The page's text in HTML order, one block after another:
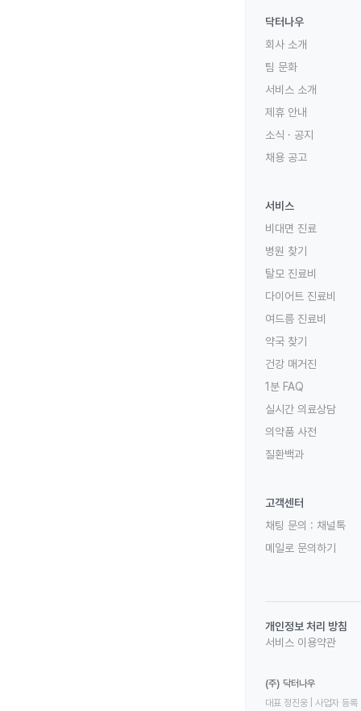
닥터나우
회사 소개
팀 문화
서비스 소개
제휴 안내
소식 · 공지
채용 공고
서비스
비대면 진료
병원 찾기
탈모 진료비
다이어트 진료비
여드름 진료비
약국 찾기
건강 매거진
1분 FAQ
실시간 의료상담
의약품 사전
질환백과
고객센터
채팅 문의 : 채널톡
메일로 문의하기
개인정보 처리 방침
서비스 이용약관
(주) 닥터나우
대표 정진웅 | 사업자